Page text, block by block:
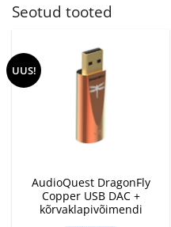
Seotud tooted
UUS!
AudioQuest DragonFly
Copper USB DAC +
kõrvaklapivõimendi